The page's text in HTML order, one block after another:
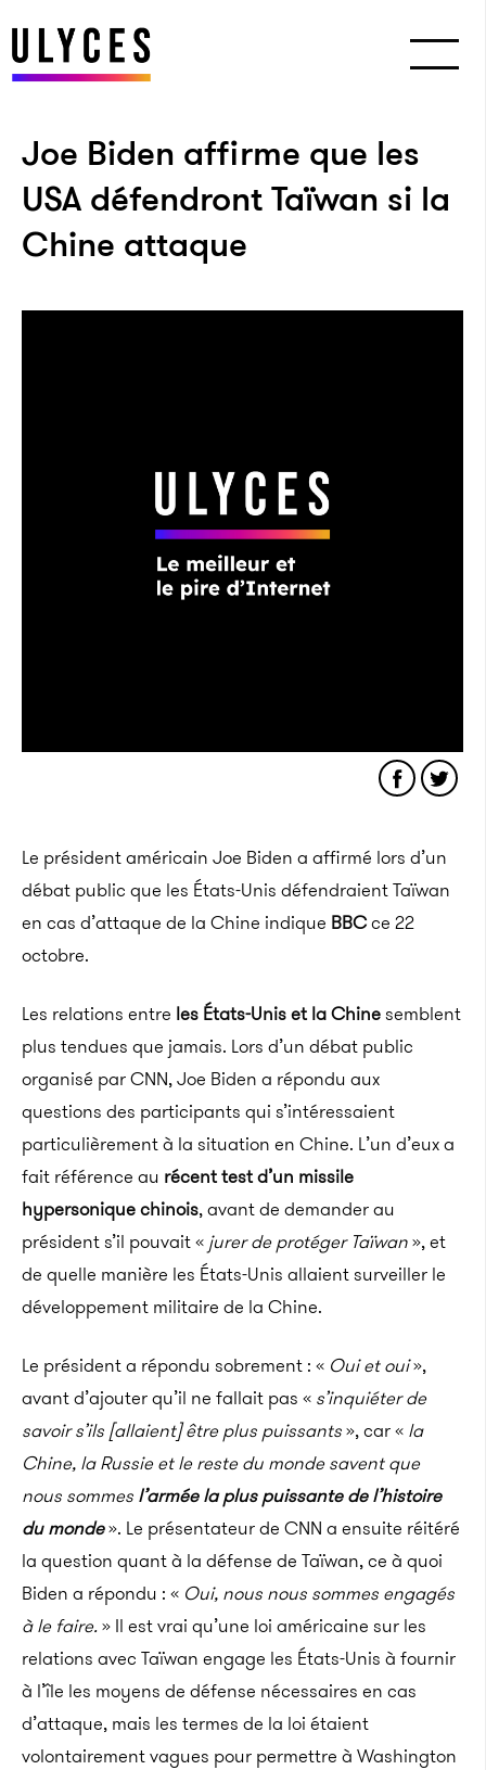
Joe Biden affirme que les
USA défendront Taïwan si la
Chine attaque
Le président américain Joe Biden a affirmé lors d’un
débat public que les États-Unis défendraient Taïwan
en cas d’attaque de la Chine indique BBCce 22
octobre.
Les relations entre les États-Unis et la Chinesemblent
plus tendues que jamais. Lors d’un débat public
organisé par CNN, Joe Biden a répondu aux
questions des participants qui s’intéressaient
particulièrement à la situation en Chine. L’un d’eux a
fait référence au récent test d’un missile
hypersonique chinois, avant de demander au
président s’il pouvait « jurer de protéger Taïwan», et
de quelle manière les États-Unis allaient surveiller le
développement militaire de la Chine.
Le président a répondu sobrement : « Oui et oui»,
avant d’ajouter qu’il ne fallait pas « s’inquiéter de
savoir s’ils [allaient] être plus puissants», car « la
Chine, la Russie et le reste du monde savent que
nous sommes l’armée la plus puissante de l’histoire
du monde». Le présentateur de CNN a ensuite réitéré
la question quant à la défense de Taïwan, ce à quoi
Biden a répondu : « Oui, nous nous sommes engagés
à le faire.» Il est vrai qu’une loi américaine sur les
relations avec Taïwan engage les États-Unis à fournir
à l’île les moyens de défense nécessaires en cas
d’attaque, mais les termes de la loi étaient
volontairement vagues pour permettre à Washington